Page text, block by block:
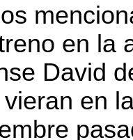
en la
David
en